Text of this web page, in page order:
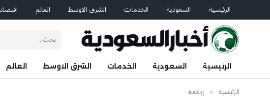
الرئيسية السعودية الخدمات الشرق الاوسط العالم اقتصاد
الرئيسية السعودية الخدمات الشرق الاوسط العالم
الرئيسية » رياضة